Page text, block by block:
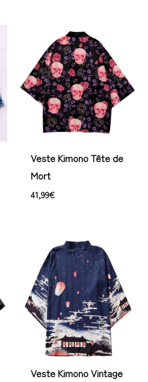
Veste Kimono Tête de
Mort
41,99€
Veste Kimono Vintage